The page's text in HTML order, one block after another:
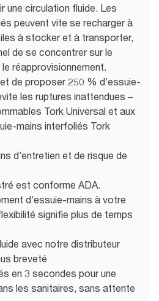
une circulation fluide. Les
peuvent vite se recharger à
à stocker et à transporter,
de se concentrer sur le
réapprovisionnement.
de proposer 250 % d’essuie-
les ruptures inattendues –
Tork Universal et aux
mains interfoliés Tork
d’entretien et de risque de
est conforme ADA.
d’essuie-mains à votre
signifie plus de temps
avec notre distributeur
breveté
en 3 secondes pour une
les sanitaires, sans attente